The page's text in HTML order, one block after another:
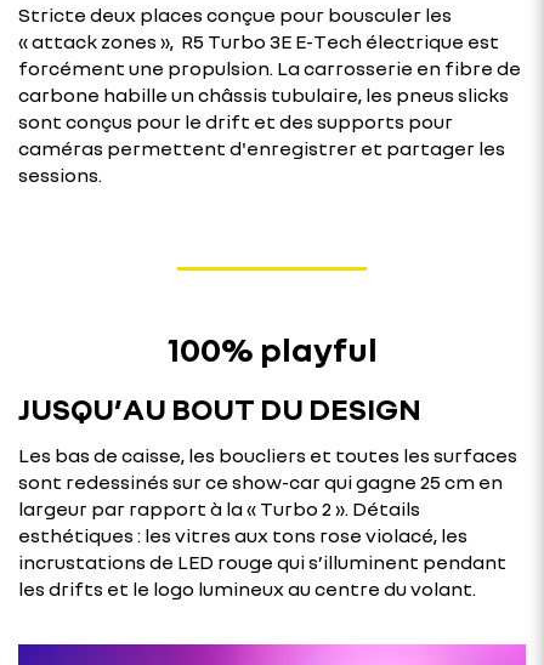
Stricte deux places conçue pour bousculer les
« attack zones », R5 Turbo 3E E-Tech électrique est
forcément une propulsion. La carrosserie en fibre de
carbone habille un châssis tubulaire, les pneus slicks
sont conçus pour le drift et des supports pour
caméras permettent d'enregistrer et partager les
sessions.
100% playful
JUSQU’AU BOUT DU DESIGN
Les bas de caisse, les boucliers et toutes les surfaces
sont redessinés sur ce show-car qui gagne 25 cm en
largeur par rapport à la « Turbo 2 ». Détails
esthétiques : les vitres aux tons rose violacé, les
incrustations de LED rouge qui s’illuminent pendant
les drifts et le logo lumineux au centre du volant.